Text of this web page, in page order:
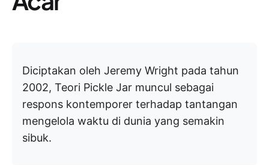
Diciptakan oleh Jeremy Wright pada tahun
2002, Teori Pickle Jar muncul sebagai
respons kontemporer terhadap tantangan
mengelola waktu di dunia yang semakin
sibuk.